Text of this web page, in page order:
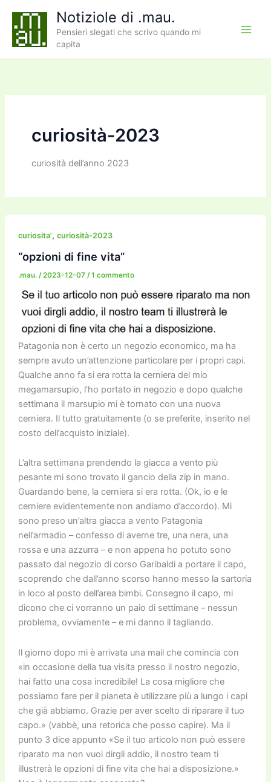
contenuto
Notiziole di .mau.
Pensieri slegati che scrivo quando mi
capita
curiosità-2023
curiosità dell’anno 2023
curiosita', curiosità-2023
“opzioni di fine vita”
.mau. /2023-12-07 /1 commento
Patagonia non è certo un negozio economico, ma ha
sempre avuto un’attenzione particolare per i propri capi.
Qualche anno fa si era rotta la cerniera del mio
megamarsupio, l’ho portato in negozio e dopo qualche
settimana il marsupio mi è tornato con una nuova
cerniera. Il tutto gratuitamente (o se preferite, inserito nel
costo dell’acquisto iniziale).
L’altra settimana prendendo la giacca a vento più
pesante mi sono trovato il gancio della zip in mano.
Guardando bene, la cerniera si era rotta. (Ok, io e le
cerniere evidentemente non andiamo d’accordo). Mi
sono preso un’altra giacca a vento Patagonia
nell’armadio – confesso di averne tre, una nera, una
rossa e una azzurra – e non appena ho potuto sono
passato dal negozio di corso Garibaldi a portare il capo,
scoprendo che dall’anno scorso hanno messo la sartoria
in loco al posto dell’area bimbi. Consegno il capo, mi
dicono che ci vorranno un paio di settimane – nessun
problema, ovviamente – e mi danno il tagliando.
Il giorno dopo mi è arrivata una mail che comincia con
«in occasione della tua visita presso il nostro negozio,
hai fatto una cosa incredibile! La cosa migliore che
possiamo fare per il pianeta è utilizzare più a lungo i capi
che già abbiamo. Grazie per aver scelto di riparare il tuo
capo.» (vabbè, una retorica che posso capire). Ma il
punto 3 dice appunto «Se il tuo articolo non può essere
riparato ma non vuoi dirgli addio, il nostro team ti
illustrerà le opzioni di fine vita che hai a disposizione.»